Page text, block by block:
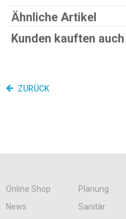
Ähnliche Artikel
Kunden kauften auch
ZURÜCK
Online Shop
Planung
News
Sanitär